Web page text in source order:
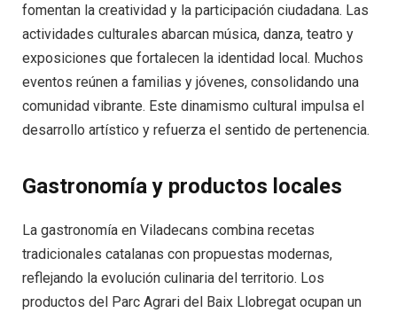
fomentan la creatividad y la participación ciudadana. Las
actividades culturales abarcan música, danza, teatro y
exposiciones que fortalecen la identidad local. Muchos
eventos reúnen a familias y jóvenes, consolidando una
comunidad vibrante. Este dinamismo cultural impulsa el
desarrollo artístico y refuerza el sentido de pertenencia.
Gastronomía y productos locales
La gastronomía en Viladecans combina recetas
tradicionales catalanas con propuestas modernas,
reflejando la evolución culinaria del territorio. Los
productos del Parc Agrari del Baix Llobregat ocupan un